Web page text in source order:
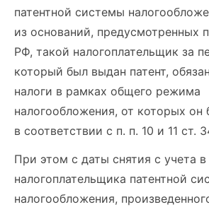
патентной системы
из оснований, предусмотренных
РФ, такой налогоплательщик за
который был выдан патент,
налоги в рамках общего режима
налогообложения, от которых
в соответствии с п. п. 10 и 11 ст.
При этом с даты снятия с учета в
налогоплательщика патентной
налогообложения,